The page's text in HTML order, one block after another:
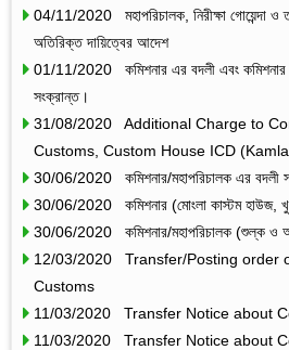
04/11/2020 মহাপরিচালক, নিরীক্ষা গোয়েন্দা
অতিরিক্ত দায়িত্বের আদেশ
01/11/2020 কমিশনার এর বদলী এবং কমিশনার
সংক্রান্ত।
31/08/2020 Additional Charge to
Customs, Custom House ICD
30/06/2020 কমিশনার/মহাপরিচালক এর বদলী
30/06/2020 কমিশনার (মোংলা কাস্টম হাউজ,
30/06/2020 কমিশনার/মহাপরিচালক (শুল্ক ও
12/03/2020 Transfer/Posting order
Customs
11/03/2020 Transfer Notice about
11/03/2020 Transfer Notice about